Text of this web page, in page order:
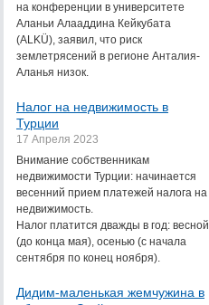
на конференции в университете
Аланьи Алааддина Кейкубата
(ALKÜ), заявил, что риск
землетрясений в регионе Анталия-
Аланья низок.
Налог на недвижимость в
Турции
17 Апреля 2023
Внимание собственникам
недвижимости Турции: начинается
весенний прием платежей налога на
недвижимость.
Налог платится дважды в год: весной
(до конца мая), осенью (с начала
сентября по конец ноября).
Дидим-маленькая жемчужина в